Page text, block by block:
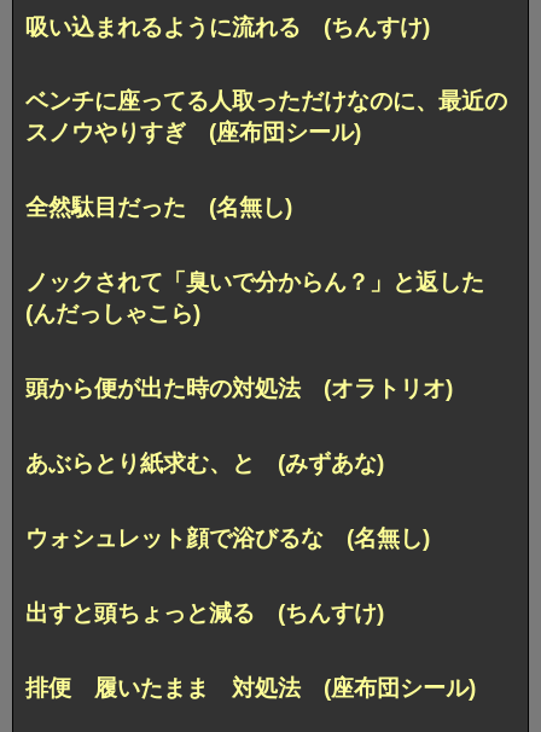
吸い込まれるように流れる (ちんすけ)
ベンチに座ってる人取っただけなのに、最近の
スノウやりすぎ (座布団シール)
全然駄目だった (名無し)
ノックされて「臭いで分からん？」と返した
(んだっしゃこら)
頭から便が出た時の対処法 (オラトリオ)
あぶらとり紙求む、と (みずあな)
ウォシュレット顔で浴びるな (名無し)
出すと頭ちょっと減る (ちんすけ)
排便 履いたまま 対処法 (座布団シール)